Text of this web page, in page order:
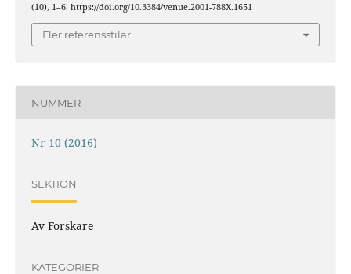
(10), 1–6. https://doi.org/10.3384/venue.2001-788X.1651
Fler referensstilar
NUMMER
Nr 10 (2016)
SEKTION
Av Forskare
KATEGORIER